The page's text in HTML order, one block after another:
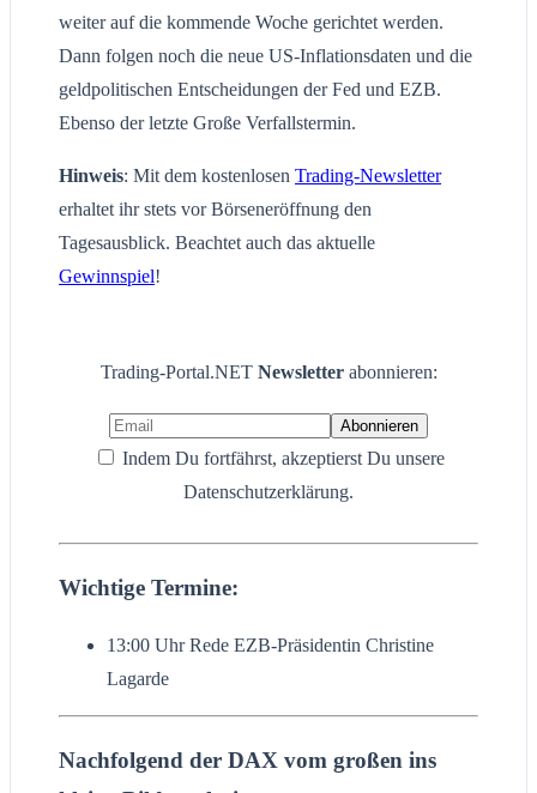
weiter auf die kommende Woche gerichtet werden.
Dann folgen noch die neue US-Inflationsdaten und die
geldpolitischen Entscheidungen der Fed und EZB.
Ebenso der letzte Große Verfallstermin.
Hinweis: Mit dem kostenlosen Trading-Newsletter
erhaltet ihr stets vor Börseneröffnung den
Tagesausblick. Beachtet auch das aktuelle
Gewinnspiel!
Trading-Portal.NET Newsletter abonnieren:
Indem Du fortfährst, akzeptierst Du unsere
Datenschutzerklärung.
Wichtige Termine:
13:00 Uhr Rede EZB-Präsidentin Christine
Lagarde
Nachfolgend der DAX vom großen ins